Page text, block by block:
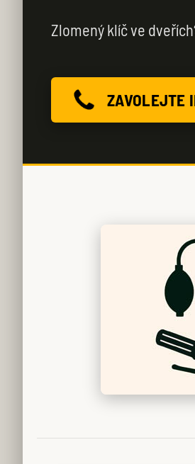
Zlomený klíč ve
ZAVOLEJTE